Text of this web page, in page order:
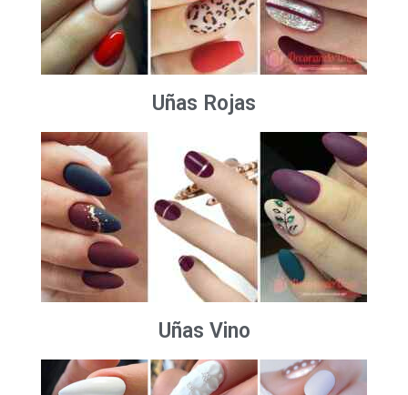
Uñas Rojas
Uñas Vino